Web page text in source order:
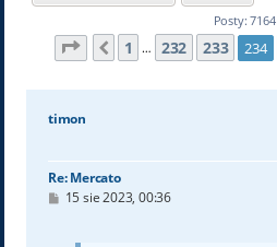
Posty: 7164
Strona 234 z239
Poprzednia
1 … 232 233 234
timon
Re: Mercato
P15 sie 2023, 00:36